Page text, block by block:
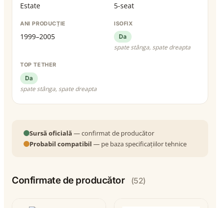
Estate 5-seat
ANI PRODUCȚIE
1999–2005
ISOFIX
Da
spate stânga, spate dreapta
TOP TETHER
Da
spate stânga, spate dreapta
Sursă oficială — confirmat de producător
Probabil compatibil — pe baza specificațiilor tehnice
Confirmate de producător (52)